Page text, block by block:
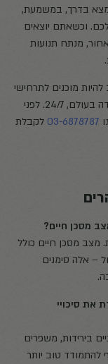
בדרך, במשמעת,
וכשאתם יוצאים
מנתח תנועות
מוכנים לתרחישי
חירום. מגנוס מציעה שירותי גיבוי וחילוץ בכל נקודה בעולם, 24/7. לפני
03-6878787 לקבלת
מסכן חיים כולל
– אלה סימנים
את סיכויי
על הברכיים בירידות, משפרים
להתמודד טוב יותר